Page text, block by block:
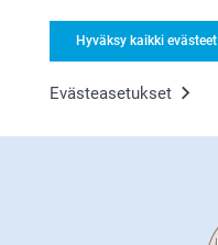
Hyväksy kaikki evästeet
Evästeasetukset